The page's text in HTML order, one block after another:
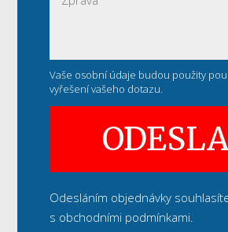
Vaše osobní údaje budou použity
vyřešení vašeho dotazu.
Odesláním objednávky
s obchodními podmínkami.